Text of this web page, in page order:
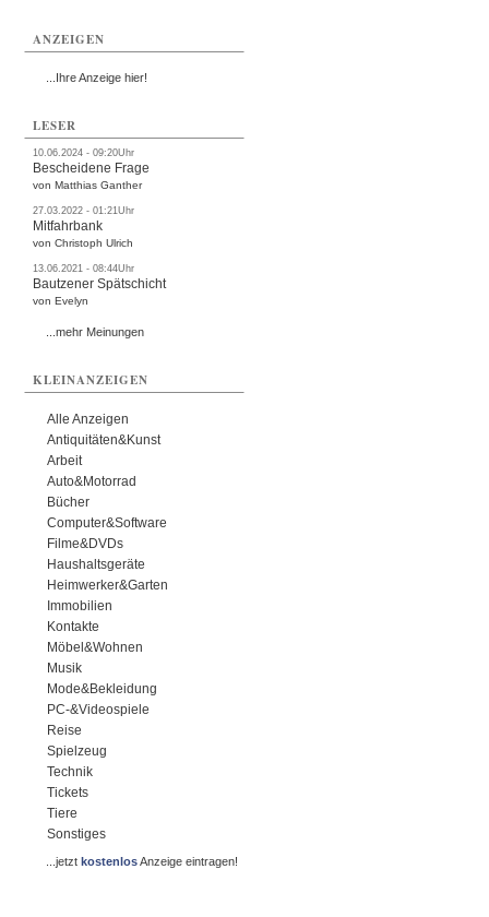
ANZEIGEN
...Ihre Anzeige hier!
LESER
10.06.2024 - 09:20Uhr
Bescheidene Frage
von Matthias Ganther
27.03.2022 - 01:21Uhr
Mitfahrbank
von Christoph Ulrich
13.06.2021 - 08:44Uhr
Bautzener Spätschicht
von Evelyn
...mehr Meinungen
KLEINANZEIGEN
Alle Anzeigen
Antiquitäten&Kunst
Arbeit
Auto&Motorrad
Bücher
Computer&Software
Filme&DVDs
Haushaltsgeräte
Heimwerker&Garten
Immobilien
Kontakte
Möbel&Wohnen
Musik
Mode&Bekleidung
PC-&Videospiele
Reise
Spielzeug
Technik
Tickets
Tiere
Sonstiges
...jetztkostenlosAnzeige eintragen!